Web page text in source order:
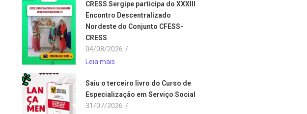
CRESS Sergipe participa do XXXIII
Encontro Descentralizado
Nordeste do Conjunto CFESS-
CRESS
04/08/2026 /
Leia mais
Saiu o terceiro livro do Curso de
Especialização em Serviço Social
31/07/2026 /